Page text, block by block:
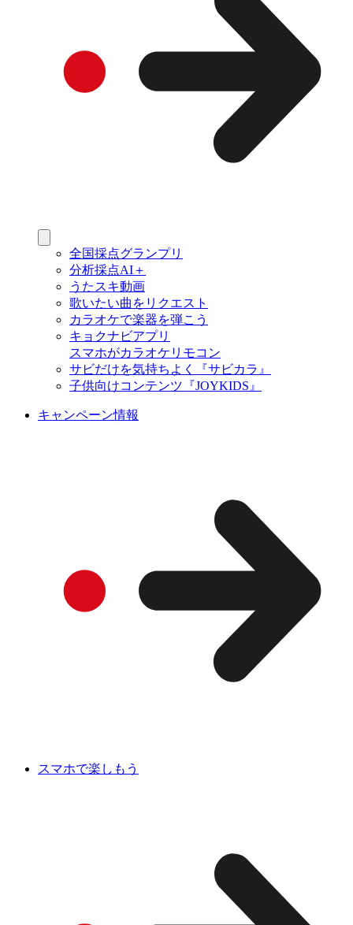
全国採点グランプリ
分析採点AI＋
うたスキ動画
歌いたい曲をリクエスト
カラオケで楽器を弾こう
キョクナビアプリ
スマホがカラオケリモコン
サビだけを気持ちよく『サビカラ』
子供向けコンテンツ『JOYKIDS』
キャンペーン情報
スマホで楽しもう